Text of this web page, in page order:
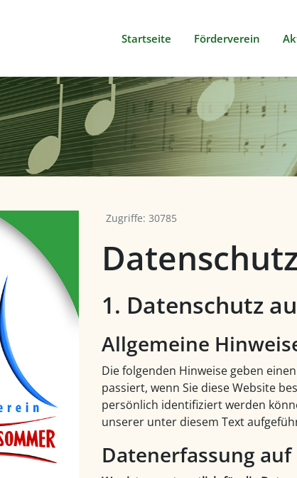
Startseite Förderverein
Zugriffe: 30785
1. Datenschutz
Allgemeine
Die folgenden Hinweise geben
passiert, wenn Sie diese Website
persönlich identifiziert werden
unserer unter diesem Text
Datenerfassung